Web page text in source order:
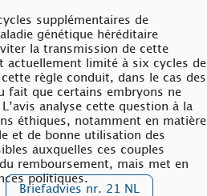
supplémentaires de
génétique héréditaire
la transmission de cette
actuellement limité à six cycles de
règle conduit, dans le cas des
fait que certains embryons ne
analyse cette question à la
éthiques, notamment en matière
et de bonne utilisation des
auxquelles ces couples
remboursement, mais met en
politiques.
Briefadvies nr. 21 NL